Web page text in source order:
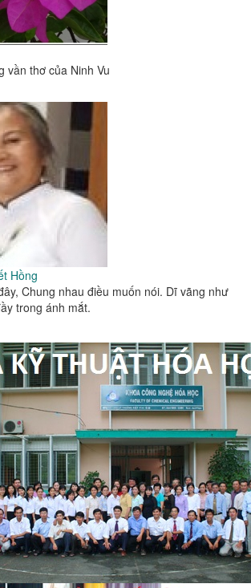
vần thơ của Ninh Vu
Hồng
Chung nhau điều muốn nói. Dĩ vãng như
trong ánh mắt.